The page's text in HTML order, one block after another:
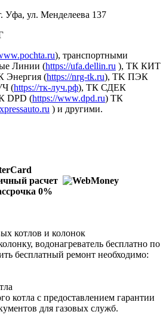
Уфа, ул. Менделеева 137
), транспортными
Линии (https://ufa.dellin.ru ), ТК КИТ
Энергия (https://nrg-tk.ru), ТK ПЭК
(https://тк-луч.рф), ТК СДЕК
DPD (https://www.dpd.ru) ТК
) и другими.
котлов и колонок
водонагреватель бесплатно по
бесплатный ремонт необходимо:
котла с предоставлением гарантии
для газовых служб.